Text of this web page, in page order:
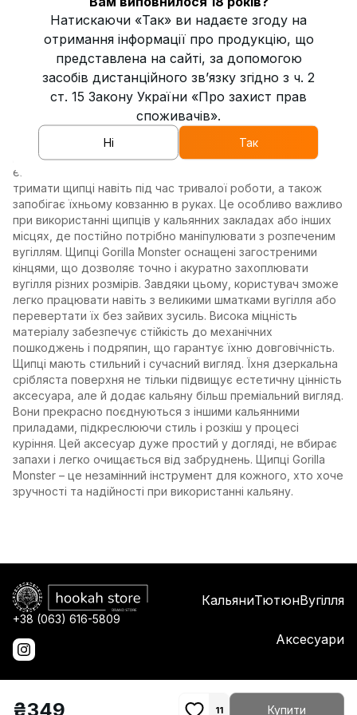
інструмент, який забезпечить комфортне використання
вугілля під час куріння кальяну. Виготовлені з нержавіючої
сталі високої якості, вони відрізняються довговічністю та
здатністю витримувати високі температури без шкоди
для матеріалу. Вугілля завдяки цим щипцям можна
безпечно брати, переміщати або перевертати, не
турбуючись про можливість опіків або пошкоджень
аксесуара. Довжина щипців становить 23 см, що дозволяє
працювати з гарячим вугіллям на достатній відстані від
рук, забезпечуючи безпеку і зручність під час
експлуатації. Ергономічна форма ручок дозволяє легко
тримати щипці навіть під час тривалої роботи, а також
запобігає їхньому ковзанню в руках. Це особливо важливо
при використанні щипців у кальянних закладах або інших
місцях, де постійно потрібно маніпулювати з розпеченим
вугіллям. Щипці Gorilla Monster оснащені загостреними
кінцями, що дозволяє точно і акуратно захоплювати
вугілля різних розмірів. Завдяки цьому, користувач зможе
легко працювати навіть з великими шматками вугілля або
перевертати їх без зайвих зусиль. Висока міцність
матеріалу забезпечує стійкість до механічних
пошкоджень і подряпин, що гарантує їхню довговічність.
Щипці мають стильний і сучасний вигляд. Їхня дзеркальна
срібляста поверхня не тільки підвищує естетичну цінність
аксесуара, але й додає кальяну більш преміальний вигляд.
Вони прекрасно поєднуються з іншими кальянними
приладами, підкреслюючи стиль і розкіш у процесі
куріння. Цей аксесуар дуже простий у догляді, не вбирає
запахи і легко очищається від забруднень. Щипці Gorilla
Monster – це незамінний інструмент для кожного, хто хоче
зручності та надійності при використанні кальяну.
₴349 11 Купити
+38 (063) 616-5809
КальяниТютюнВугілля
Аксесуари
Натискаючи «Так» ви надаєте згоду на
отримання інформації про продукцію, що
представлена на сайті, за допомогою
засобів дистанційного зв’язку згідно з ч. 2
ст. 15 Закону України «Про захист прав
споживачів».
Ні Так